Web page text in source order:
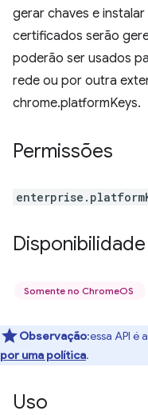
gerar chaves e
certificados serão
poderão ser usados
rede ou por outra
chrome.platformKeys.
Permissões
Disponibilidade
Somente no ChromeOS
Observação:essa API é
por uma política.
Uso